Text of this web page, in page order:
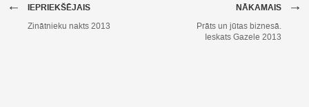
IEPRIEKŠĒJAIS
←
Zinātnieku nakts 2013
NĀKAMAIS →
Prāts un jūtas biznesā.
Ieskats Gazele 2013